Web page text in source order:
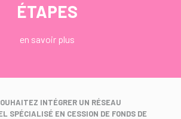
ÉTAPES
en savoir plus
INTÉGRER UN RÉSEAU
SPÉCIALISÉ EN CESSION DE FONDS DE